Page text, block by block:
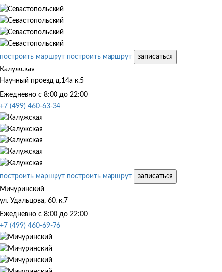
построить маршрут построить маршрут
записаться
Калужская
Научный проезд д.14а к.5
Ежедневно с 8:00 до 22:00
+7 (499) 460-63-34
построить маршрут построить маршрут
записаться
Мичуринский
ул. Удальцова, 60, к.7
Ежедневно с 8:00 до 22:00
+7 (499) 460-69-76